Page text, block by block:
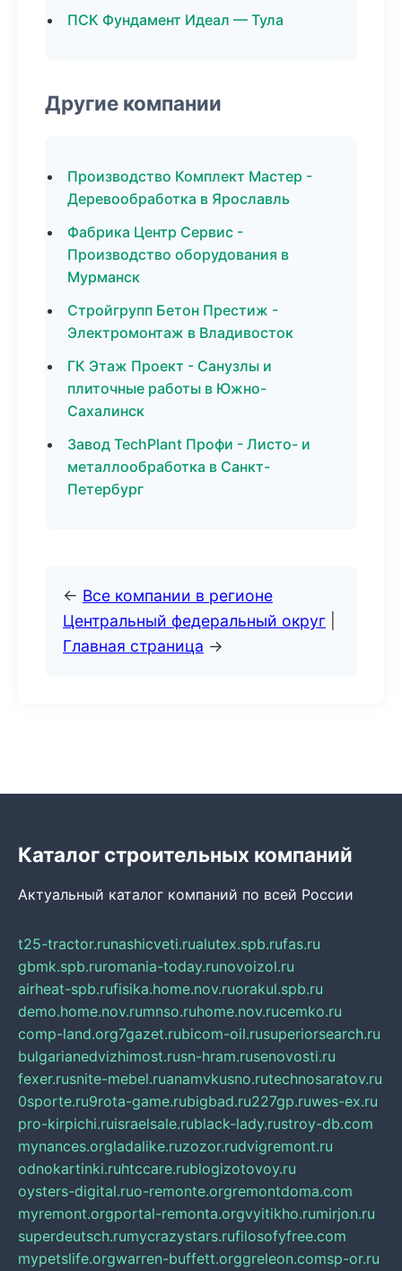
ПСК Фундамент Идеал — Тула
Другие компании
Производство Комплект Мастер -
Деревообработка в Ярославль
Фабрика Центр Сервис -
Производство оборудования в
Мурманск
Стройгрупп Бетон Престиж -
Электромонтаж в Владивосток
ГК Этаж Проект - Санузлы и
плиточные работы в Южно-
Сахалинск
Завод TechPlant Профи - Листо- и
металлообработка в Санкт-
Петербург
← Все компании в регионе
Центральный федеральный округ
Главная страница →
Каталог строительных компаний
Актуальный каталог компаний по всей России
t25-tractor.runashicveti.rualutex.spb.rufas.ru
gbmk.spb.ruromania-today.runovoizol.ru
airheat-spb.rufisika.home.nov.ruorakul.spb.ru
demo.home.nov.rumnso.ruhome.nov.rucemko.ru
comp-land.org7gazet.rubicom-oil.rusuperiorsearch.ru
bulgarianedvizhimost.rusn-hram.rusenovosti.ru
fexer.rusnite-mebel.ruanamvkusno.rutechnosaratov.ru
0sporte.ru9rota-game.rubigbad.ru227gp.ruwes-ex.ru
pro-kirpichi.ruisraelsale.rublack-lady.rustroy-db.com
mynances.orgladalike.ruzozor.rudvigremont.ru
odnokartinki.ruhtccare.rublogizotovoy.ru
oysters-digital.ruo-remonte.orgremontdoma.com
myremont.orgportal-remonta.orgvyitikho.rumirjon.ru
superdeutsch.rumycrazystars.rufilosofyfree.com
mypetslife.orgwarren-buffett.orggreleon.comsp-or.ru